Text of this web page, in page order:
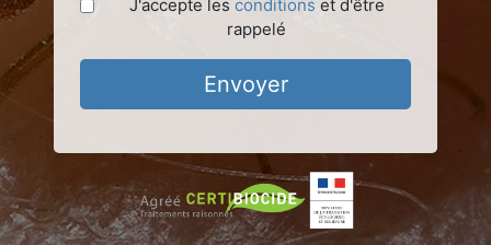
J'accepte les conditions et d'être
rappelé
Envoyer